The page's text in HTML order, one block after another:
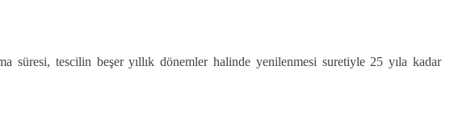
süresi, tescilin beşer yıllık dönemler halinde yenilenmesi suretiyle 25 yıla kadar